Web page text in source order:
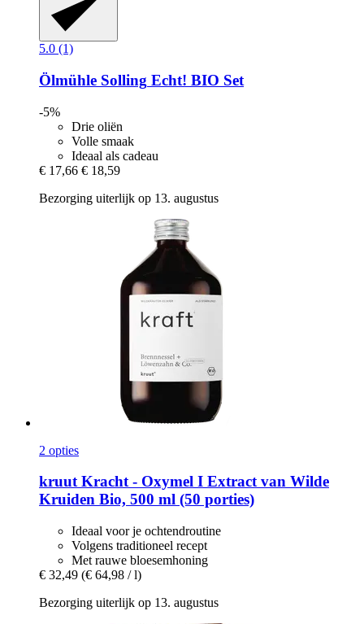
5.0 (1)
Ölmühle Solling Echt! BIO Set
-5%
Drie oliën
Volle smaak
Ideaal als cadeau
€ 17,66 € 18,59
Bezorging uiterlijk op 13. augustus
2 opties
kruutKracht -​ Oxymel I Extract van Wilde
Kruiden Bio, 500 ml (50 porties)
Ideaal voor je ochtendroutine
Volgens traditioneel recept
Met rauwe bloesemhoning
€ 32,49 (€ 64,98 / l)
Bezorging uiterlijk op 13. augustus